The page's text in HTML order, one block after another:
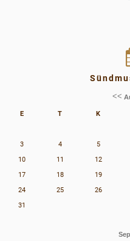
<<
E T K
3
4 5
10
11 12
17
18 19
24
25 26
31